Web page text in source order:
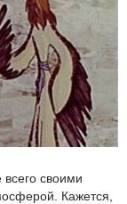
своими
Кажется,